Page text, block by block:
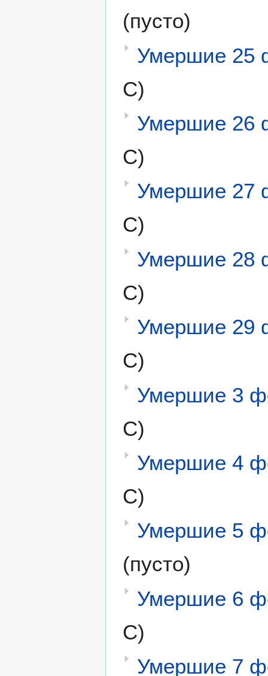
(пусто)
Умершие 25
С)
Умершие 26
С)
Умершие 27
С)
Умершие 28
С)
Умершие 29
С)
Умершие 3
С)
Умершие 4
С)
Умершие 5
(пусто)
Умершие 6
С)
Умершие 7